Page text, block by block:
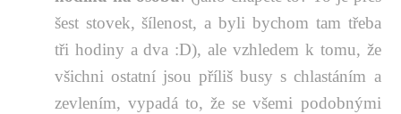
šest stovek, šílenost, a byli bychom tam třeba
tři hodiny a dva :D), ale vzhledem k tomu, že
všichni ostatní jsou příliš busy s chlastáním a
zevlením, vypadá to, že se všemi podobnými